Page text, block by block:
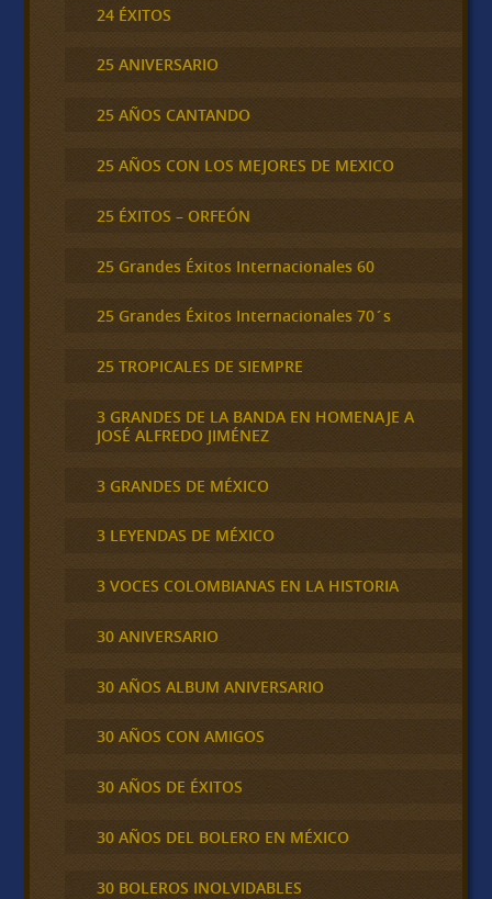
24 ÉXITOS
25 ANIVERSARIO
25 AÑOS CANTANDO
25 AÑOS CON LOS MEJORES DE MEXICO
25 ÉXITOS – ORFEÓN
25 Grandes Éxitos Internacionales 60
25 Grandes Éxitos Internacionales 70´s
25 TROPICALES DE SIEMPRE
3 GRANDES DE LA BANDA EN HOMENAJE A
JOSÉ ALFREDO JIMÉNEZ
3 GRANDES DE MÉXICO
3 LEYENDAS DE MÉXICO
3 VOCES COLOMBIANAS EN LA HISTORIA
30 ANIVERSARIO
30 AÑOS ALBUM ANIVERSARIO
30 AÑOS CON AMIGOS
30 AÑOS DE ÉXITOS
30 AÑOS DEL BOLERO EN MÉXICO
30 BOLEROS INOLVIDABLES